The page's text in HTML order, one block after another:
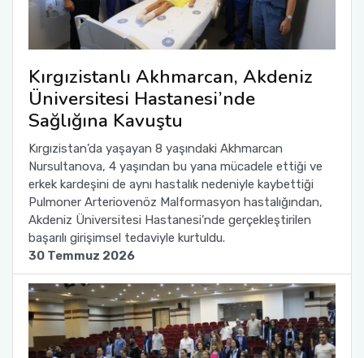
Kırgızistanlı Akhmarcan, Akdeniz
Üniversitesi Hastanesi’nde
Sağlığına Kavuştu
Kırgızistan’da yaşayan 8 yaşındaki Akhmarcan
Nursultanova, 4 yaşından bu yana mücadele ettiği ve
erkek kardeşini de aynı hastalık nedeniyle kaybettiği
Pulmoner Arteriovenöz Malformasyon hastalığından,
Akdeniz Üniversitesi Hastanesi’nde gerçekleştirilen
başarılı girişimsel tedaviyle kurtuldu.
30 Temmuz 2026